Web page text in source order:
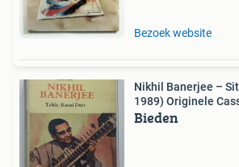
Bezoek website
Nikhil Banerjee –
1989) Originele
Bieden